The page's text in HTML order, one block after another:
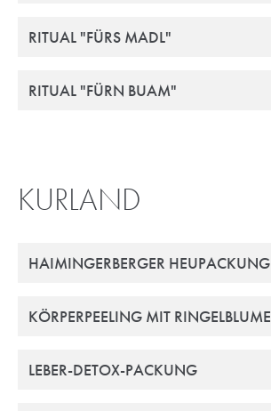
RITUAL "FÜRS MADL"
RITUAL "FÜRN BUAM"
KURLAND
HAIMINGERBERGER HEUPACKUNG
KÖRPERPEELING MIT RINGELBLUME
LEBER-DETOX-PACKUNG